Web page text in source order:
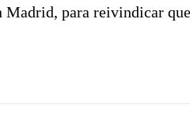
Madrid, para reivindicar que